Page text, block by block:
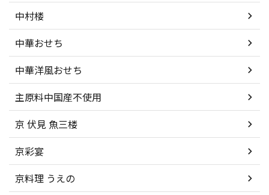
中村楼
中華おせち
中華洋風おせち
主原料中国産不使用
京 伏見 魚三楼
京彩宴
京料理 うえの